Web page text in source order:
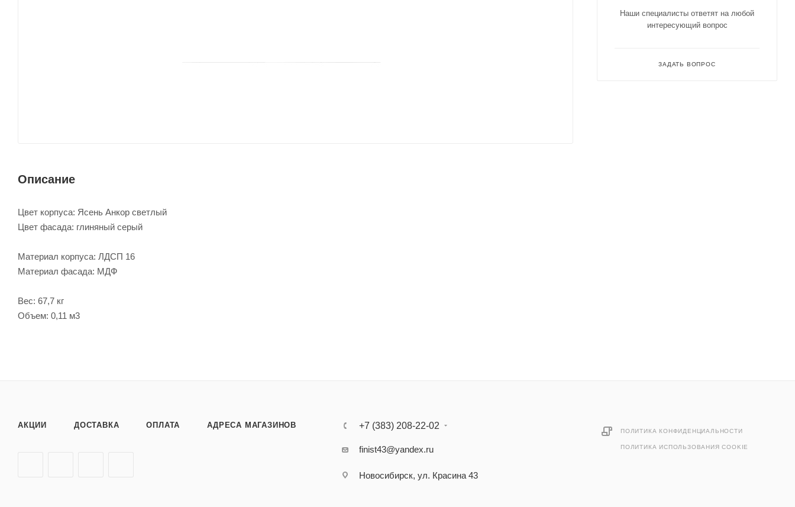
Описание
Цвет корпуса: Ясень Анкор светлый
Цвет фасада: глиняный серый
Материал корпуса: ЛДСП 16
Материал фасада: МДФ
Вес: 67,7 кг
Объем: 0,11 м3
Наши специалисты ответят на любой
интересующий вопрос
ЗАДАТЬ ВОПРОС
АКЦИИ ДОСТАВКА ОПЛАТА АДРЕСА МАГАЗИНОВ +7 (383) 208-22-02
finist43@yandex.ru
Новосибирск, ул. Красина 43
ПОЛИТИКА КОНФИДЕНЦИАЛЬНОСТИ
ПОЛИТИКА ИСПОЛЬЗОВАНИЯ COOKIE